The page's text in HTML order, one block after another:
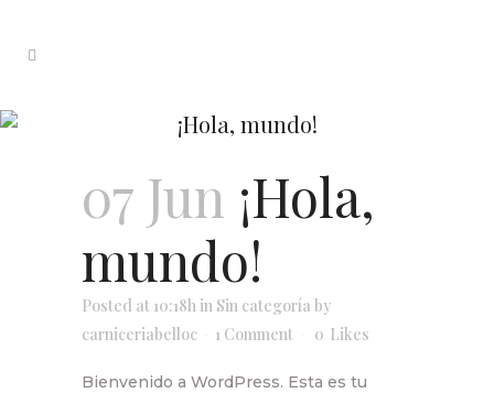
¡Hola, mundo!
07 Jun ¡Hola,
mundo!
Posted at 10:18h in Sin categoría by
carniceriabelloc
1 Comment 0 Likes
Bienvenido a WordPress. Esta es tu